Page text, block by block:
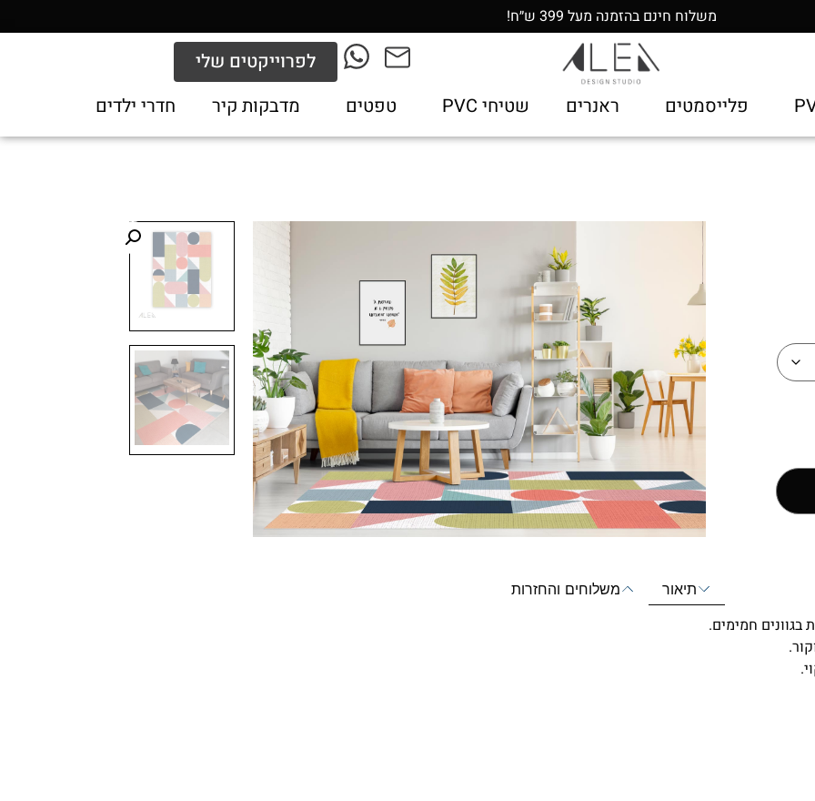
משלוח חינם בהזמנה מעל 399 ש״ח!
לפרוייקטים שלי
פלייסמטים
ראנרים שטיחי PVC טפטים מדבקות קיר חדרי ילדים
תיאור משלוחים והחזרות
בגוונים חמימים.